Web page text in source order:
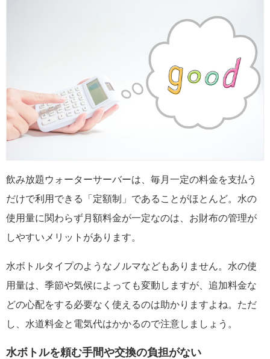
飲み放題ウォーターサーバーは、毎月一定の料金を支払う
だけで利用できる「定額制」であることがほとんど。水の
使用量に関わらず月額料金が一定なのは、お財布の管理が
しやすいメリットがあります。
水ボトルタイプのようなノルマなどもありません。水の使
用量は、季節や気候によっても変動しますが、追加料金な
どの心配をする必要なく使えるのは助かりますよね。ただ
し、水道料金と電気代はかかるので注意しましょう。
水ボトルを頼む手間や交換の負担がない